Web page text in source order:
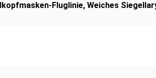
Fluglinie, Weiches